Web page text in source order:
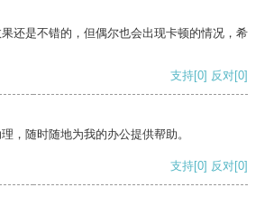
还是不错的，但偶尔也会出现卡顿的情况，希
支持[0] 反对[0]
，随时随地为我的办公提供帮助。
支持[0] 反对[0]